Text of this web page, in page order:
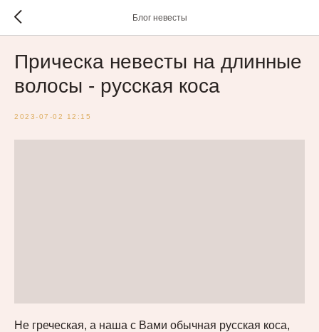
Блог невесты
Прическа невесты на длинные
волосы - русская коса
2023-07-02 12:15
Не греческая, а наша с Вами обычная русская коса,